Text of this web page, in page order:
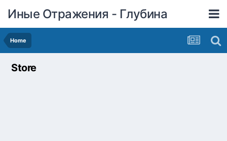
Иные Отражения - Глубина
Home
Store